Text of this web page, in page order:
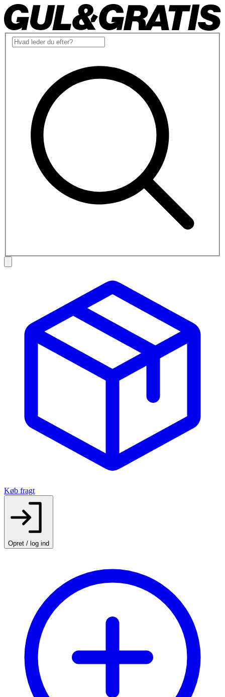
Køb fragt
Opret / log ind